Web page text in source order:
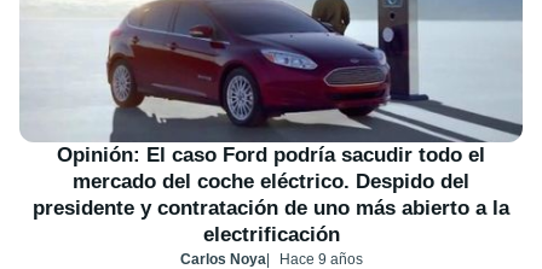
Opinión: El caso Ford podría sacudir todo el
mercado del coche eléctrico. Despido del
presidente y contratación de uno más abierto a la
electrificación
Carlos Noya Hace 9 años